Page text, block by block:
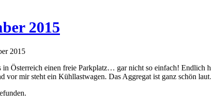
2015
2015
Österreich einen freie Parkplatz… gar nicht so einfach! Endlich
vor mir steht ein Kühllastwagen. Das Aggregat ist ganz schön